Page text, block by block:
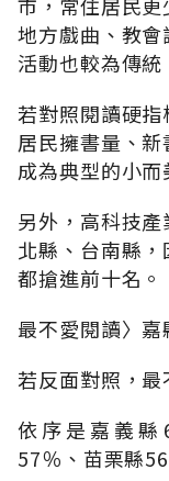
地方戲曲、教
活動也較為傳統
若對照閱讀硬
居民擁書量、新
成為典型的小而
另外，高科技
北縣、台南縣
都搶進前十名。
最不愛閱讀〉
若反面對照，最
依序是嘉義縣
57％、苗栗縣